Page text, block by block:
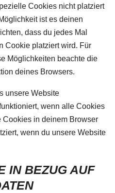
Cookies nicht platziert
ist es deinen
dass du jedes Mal
Cookie platziert wird. Für
Möglichkeiten beachte die
deines Browsers.
unsere Website
wenn alle Cookies
in deinem Browser
wenn du unsere Website
IN BEZUG AUF